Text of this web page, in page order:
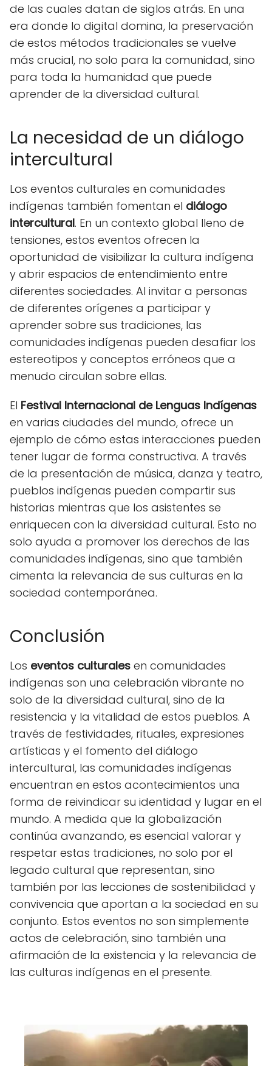
de las cuales datan de siglos atrás. En una
era donde lo digital domina, la preservación
de estos métodos tradicionales se vuelve
más crucial, no solo para la comunidad, sino
para toda la humanidad que puede
aprender de la diversidad cultural.
La necesidad de un diálogo
intercultural
Los eventos culturales en comunidades
indígenas también fomentan el diálogo
intercultural. En un contexto global lleno de
tensiones, estos eventos ofrecen la
oportunidad de visibilizar la cultura indígena
y abrir espacios de entendimiento entre
diferentes sociedades. Al invitar a personas
de diferentes orígenes a participar y
aprender sobre sus tradiciones, las
comunidades indígenas pueden desafiar los
estereotipos y conceptos erróneos que a
menudo circulan sobre ellas.
El Festival Internacional de Lenguas Indígenas
en varias ciudades del mundo, ofrece un
ejemplo de cómo estas interacciones pueden
tener lugar de forma constructiva. A través
de la presentación de música, danza y teatro,
pueblos indígenas pueden compartir sus
historias mientras que los asistentes se
enriquecen con la diversidad cultural. Esto no
solo ayuda a promover los derechos de las
comunidades indígenas, sino que también
cimenta la relevancia de sus culturas en la
sociedad contemporánea.
Conclusión
Los eventos culturales en comunidades
indígenas son una celebración vibrante no
solo de la diversidad cultural, sino de la
resistencia y la vitalidad de estos pueblos. A
través de festividades, rituales, expresiones
artísticas y el fomento del diálogo
intercultural, las comunidades indígenas
encuentran en estos acontecimientos una
forma de reivindicar su identidad y lugar en el
mundo. A medida que la globalización
continúa avanzando, es esencial valorar y
respetar estas tradiciones, no solo por el
legado cultural que representan, sino
también por las lecciones de sostenibilidad y
convivencia que aportan a la sociedad en su
conjunto. Estos eventos no son simplemente
actos de celebración, sino también una
afirmación de la existencia y la relevancia de
las culturas indígenas en el presente.